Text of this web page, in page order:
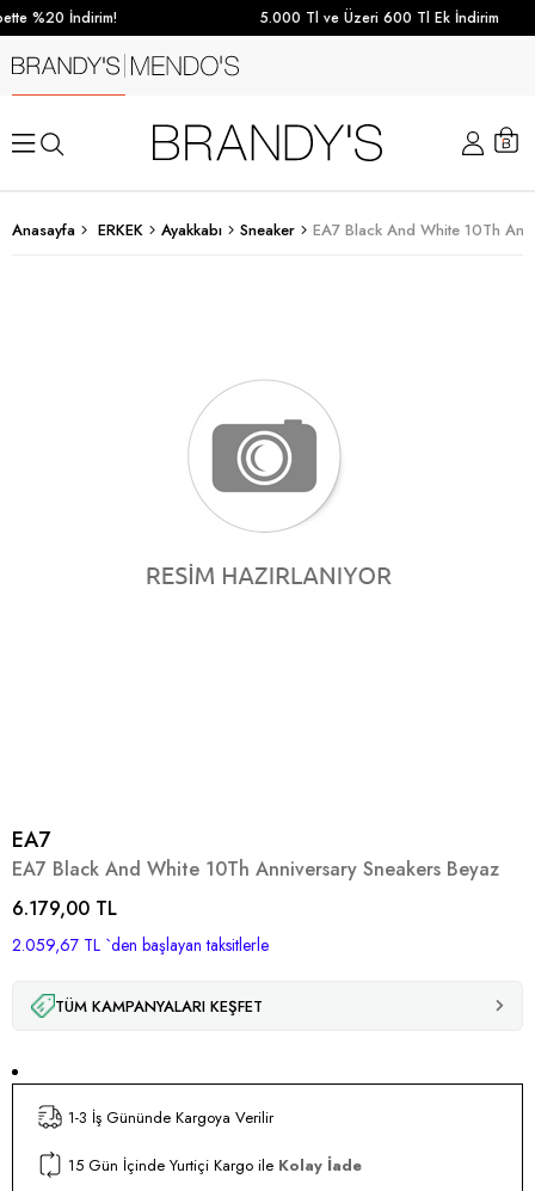
%20 İndirim! 5.000 Tl ve Üzeri 600 Tl Ek İndirim
Anasayfa ERKEK Ayakkabı Sneaker EA7 Black And White 10Th
EA7
EA7 Black And White 10Th Anniversary Sneakers Beyaz
6.179,00 TL
2.059,67 TL `den başlayan taksitlerle
TÜM KAMPANYALARI KEŞFET
1-3 İş Gününde Kargoya Verilir
15 Gün İçinde Yurtiçi Kargo ile Kolay İade